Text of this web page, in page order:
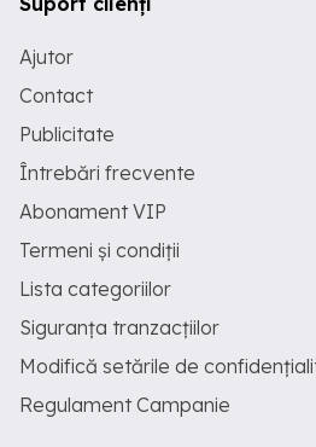
Ajutor
Contact
Publicitate
Întrebări frecvente
Abonament VIP
Termeni și condiții
Lista categoriilor
Siguranța tranzacțiilor
Modifică setările de
Regulament Campanie